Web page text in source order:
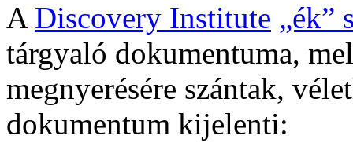
A Discovery Institute „ék”
tárgyaló dokumentuma,
megnyerésére szántak,
dokumentum kijelenti: